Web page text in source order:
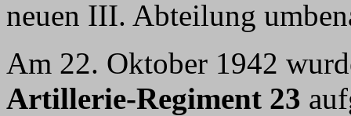
neuen III. Abteilung
Am 22. Oktober 1942
Artillerie-Regiment 23